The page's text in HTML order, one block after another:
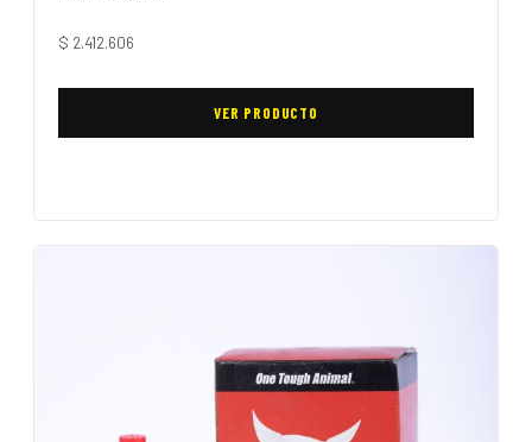
$ 2.412.606
VER PRODUCTO